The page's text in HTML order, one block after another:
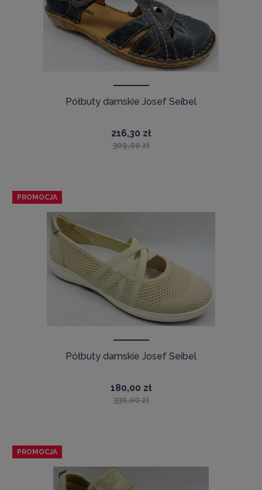
Półbuty damskie Josef Seibel
216,30 zł
309,00 zł
Półbuty damskie Josef Seibel
180,00 zł
330,00 zł
PROMOCJA
PROMOCJA